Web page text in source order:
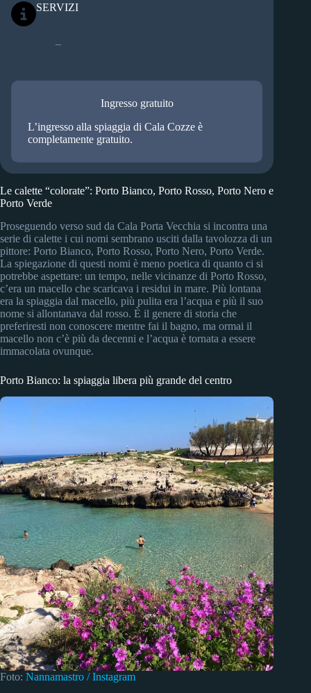
SERVIZI
–
Ingresso gratuito
L’ingresso alla spiaggia di Cala Cozze è
completamente gratuito.
Le calette “colorate”: Porto Bianco, Porto Rosso, Porto Nero e
Porto Verde
Proseguendo verso sud da Cala Porta Vecchia si incontra una
serie di calette i cui nomi sembrano usciti dalla tavolozza di un
pittore: Porto Bianco, Porto Rosso, Porto Nero, Porto Verde.
La spiegazione di questi nomi è meno poetica di quanto ci si
potrebbe aspettare: un tempo, nelle vicinanze di Porto Rosso,
c’era un macello che scaricava i residui in mare. Più lontana
era la spiaggia dal macello, più pulita era l’acqua e più il suo
nome si allontanava dal rosso. È il genere di storia che
preferiresti non conoscere mentre fai il bagno, ma ormai il
macello non c’è più da decenni e l’acqua è tornata a essere
immacolata ovunque.
Porto Bianco: la spiaggia libera più grande del centro
Foto: Nannamastro / Instagram